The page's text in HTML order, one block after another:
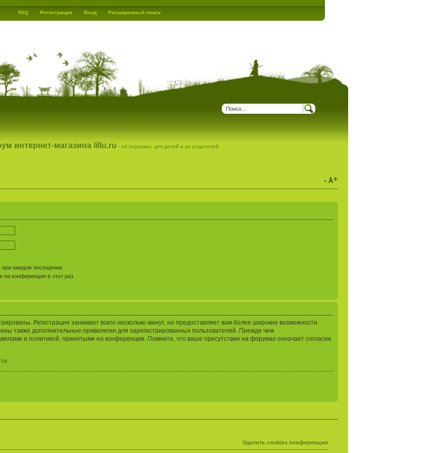
FAQ Регистрация Вход Расширенный поиск
интернет-магазина lillu.ru - об игрушках, для детей и их родителей
при каждом посещении
конференции в этот раз
Регистрация занимает всего несколько минут, но предоставляет вам более широкие возможности.
также дополнительные привилегии для зарегистрированных пользователей. Прежде чем
и политикой, принятыми на конференции. Помните, что ваше присутствие на форумах означает согласие
Удалить cookies конференции